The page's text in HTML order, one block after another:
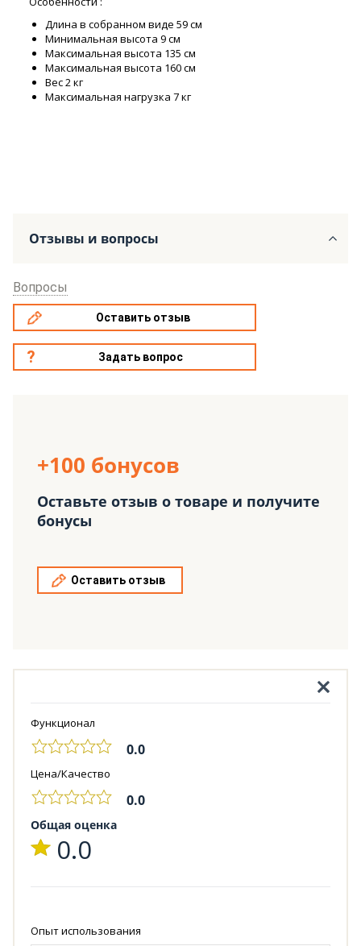
Длина в собранном виде 59 см
Минимальная высота 9 см
Максимальная высота 135 см
Максимальная высота 160 см
Вес 2 кг
Максимальная нагрузка 7 кг
Отзывы и вопросы
Вопросы
Оставить отзыв
Задать вопрос
+100 бонусов
Оставьте отзыв о товаре и получите
бонусы
Оставить отзыв
Функционал
0.0
Цена/Качество
0.0
Общая оценка
0.0
Опыт использования